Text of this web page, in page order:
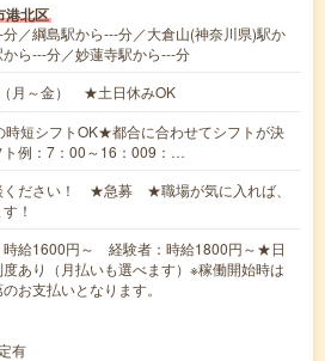
港北区
／綱島駅から---分／大倉山(神奈川県)駅か
ら---分／妙蓮寺駅から---分
月～金） ★土日休みOK
短シフトOK★都合に合わせてシフトが決
ト例：7：00～16：009：…
ください！ ★急募 ★職場が気に入れば、
！
時給1600円～ 経験者：時給1800円～★日
あり（月払いも選べます）※稼働開始時は
お支払いとなります。
有